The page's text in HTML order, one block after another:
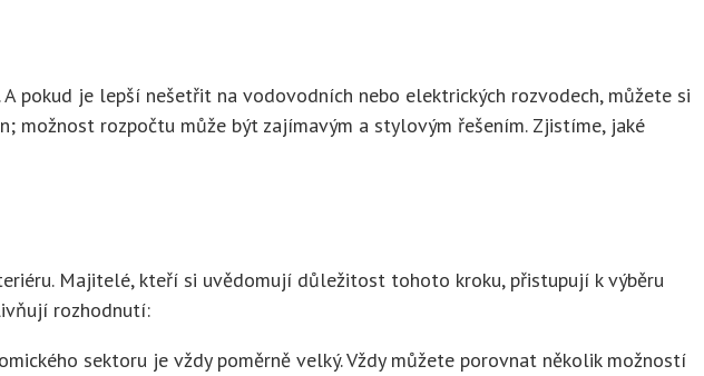
pokud je lepší nešetřit na vodovodních nebo elektrických rozvodech, můžete si
možnost rozpočtu může být zajímavým a stylovým řešením. Zjistíme, jaké
Majitelé, kteří si uvědomují důležitost tohoto kroku, přistupují k výběru
rozhodnutí:
sektoru je vždy poměrně velký. Vždy můžete porovnat několik možností